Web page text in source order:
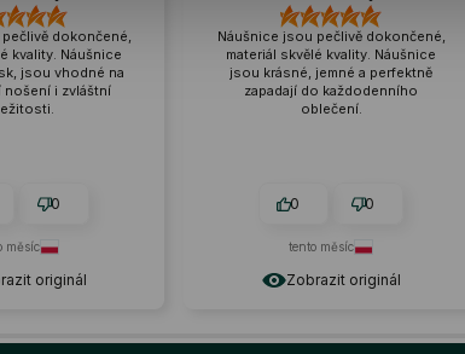
Zobrazit originál
pečlivě dokončené,
kvality. Náušnice
jemné a perfektně
do každodenního
oblečení.
tento měsíc
Zobrazit originál
Pevné zpracování, perfektně sedí
na krku. Má vynikající proporce,
není ani příliš velká, ani příliš malá.
Recenze podobného produktu:
Pozlacený stříbrný náhrdelník se
2026-06-12